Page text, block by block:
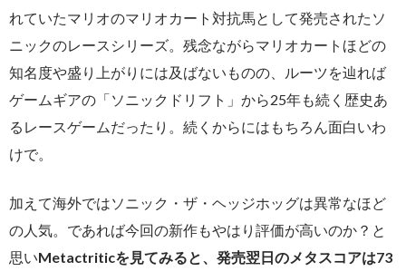
れていたマリオのマリオカート対抗馬として発売されたソ
ニックのレースシリーズ。残念ながらマリオカートほどの
知名度や盛り上がりには及ばないものの、ルーツを辿れば
ゲームギアの「ソニックドリフト」から25年も続く歴史あ
るレースゲームだったり。続くからにはもちろん面白いわ
けで。
加えて海外ではソニック・ザ・ヘッジホッグは異常なほど
の人気。であれば今回の新作もやはり評価が高いのか？と
思いMetactriticを見てみると、発売翌日のメタスコアは73